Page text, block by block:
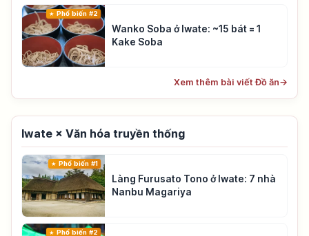
Phổ biến #2
Wanko Soba ở Iwate: ~15 bát = 1
Kake Soba
Xem thêm bài viết Đồ ăn→
Iwate × Văn hóa truyền thống
Phổ biến #1
Làng Furusato Tono ở Iwate: 7 nhà
Nanbu Magariya
Phổ biến #2